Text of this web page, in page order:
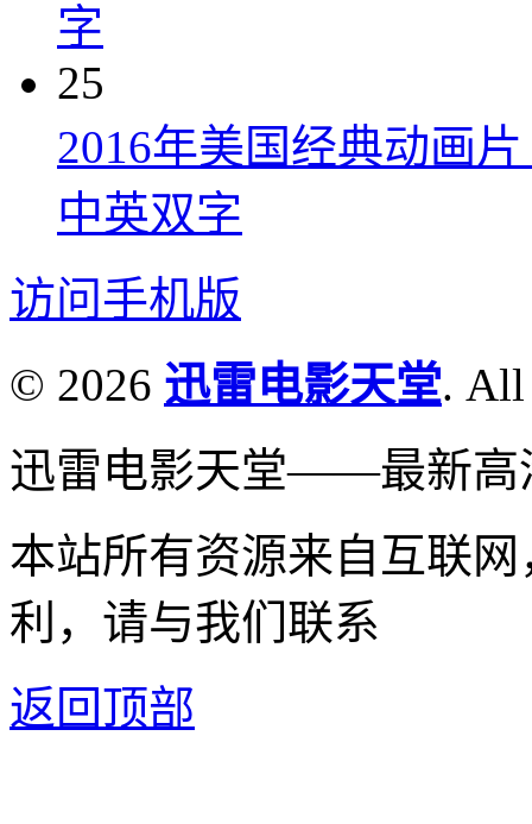
字
25
2016年美国经典动画
中英双字
访问手机版
© 2026 迅雷电影天堂. All
迅雷电影天堂——最新高
本站所有资源来自互联
利，请与我们联系
返回顶部